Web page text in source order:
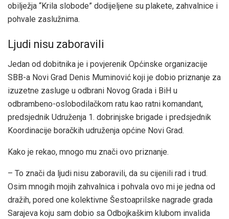
obilježja “Krila slobode” dodijeljene su plakete, zahvalnice i
pohvale zaslužnima.
Ljudi nisu zaboravili
Jedan od dobitnika je i povjerenik Općinske organizacije
SBB-a Novi Grad Denis Muminović koji je dobio priznanje za
izuzetne zasluge u odbrani Novog Grada i BiH u
odbrambeno-oslobodilačkom ratu kao ratni komandant,
predsjednik Udruženja 1. dobrinjske brigade i predsjednik
Koordinacije boračkih udruženja općine Novi Grad.
Kako je rekao, mnogo mu znači ovo priznanje.
– To znači da ljudi nisu zaboravili, da su cijenili rad i trud.
Osim mnogih mojih zahvalnica i pohvala ovo mi je jedna od
dražih, pored one kolektivne Šestoaprilske nagrade grada
Sarajeva koju sam dobio sa Odbojkaškim klubom invalida